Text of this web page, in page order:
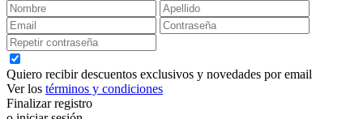
Quiero recibir descuentos exclusivos y novedades por email
Ver los términos y condiciones
Finalizar registro